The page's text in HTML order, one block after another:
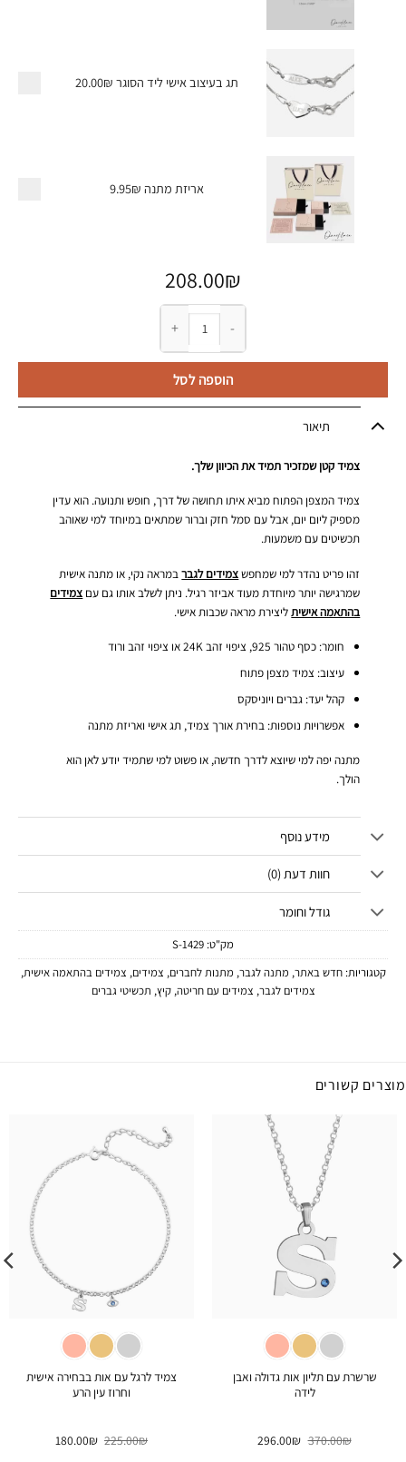
תג בעיצוב אישי ליד הסוגר 20.00₪
אריזת מתנה 9.95₪
208.00₪
כמות של צמיד מצפן פתוח לגבר
הוספה לסל
תיאור
צמיד קטן שמזכיר תמיד את הכיוון שלך.
צמיד המצפן הפתוח מביא איתו תחושה של דרך, חופש ותנועה. הוא עדין
מספיק ליום יום, אבל עם סמל חזק וברור שמתאים במיוחד למי שאוהב
תכשיטים עם משמעות.
זהו פריט נהדר למי שמחפשצמידים לגברבמראה נקי, או מתנה אישית
שמרגישה יותר מיוחדת מעוד אביזר רגיל. ניתן לשלב אותו גם עם צמידים
בהתאמה אישיתליצירת מראה שכבות אישי.
חומר: כסף טהור 925, ציפוי זהב 24K או ציפוי זהב ורוד
עיצוב: צמיד מצפן פתוח
קהל יעד: גברים ויוניסקס
אפשרויות נוספות: בחירת אורך צמיד, תג אישי ואריזת מתנה
מתנה יפה למי שיוצא לדרך חדשה, או פשוט למי שתמיד יודע לאן הוא
הולך.
מידע נוסף
חוות דעת (0)
גודל וחומר
מק"ט: 1429-S
קטגוריות:חדש באתר, מתנה לגבר, מתנות לחברים, צמידים, צמידים בהתאמה אישית,
צמידים לגבר, צמידים עם חריטה,קיץ, תכשיטי גברים
מוצרים קשורים
שרשרת עם תליון אות גדולה ואבן
לידה
370.00₪ המחיר
המקורי
296.00₪ המחיר
צמיד לרגל עם אות בבחירה אישית
וחרוז עין הרע
225.00₪ המחיר
המקורי
180.00₪